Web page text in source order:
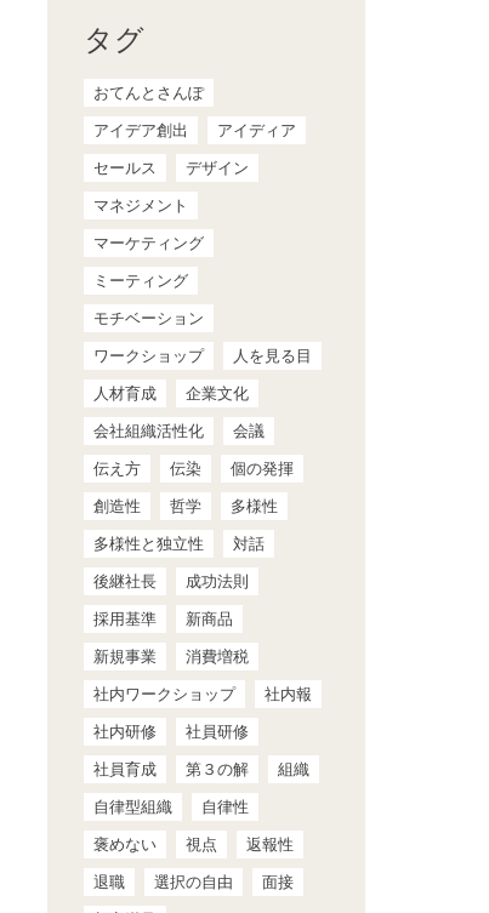
タグ
おてんとさんぽ
アイデア創出
アイディア
セールス
デザイン
マネジメント
マーケティング
ミーティング
モチベーション
ワークショップ
人を見る目
人材育成
企業文化
会社組織活性化
会議
伝え方
伝染
個の発揮
創造性
哲学
多様性
多様性と独立性
対話
後継社長
成功法則
採用基準
新商品
新規事業
消費増税
社内ワークショップ
社内報
社内研修
社員研修
社員育成
第３の解
組織
自律型組織
自律性
褒めない
視点
返報性
退職
選択の自由
面接